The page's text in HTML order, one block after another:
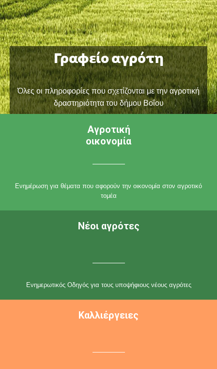
Γραφείο αγρότη
Όλες οι πληροφορίες που σχετίζονται με την αγροτική
δραστηριότητα του δήμου Βοΐου
Αγροτική
οικονομία
Ενημέρωση για θέματα που αφορούν την οικονομία στον αγροτικό
τομέα
Νέοι αγρότες
Ενημερωτικός Οδηγός για τους υποψήφιους νέους αγρότες
Καλλιέργειες